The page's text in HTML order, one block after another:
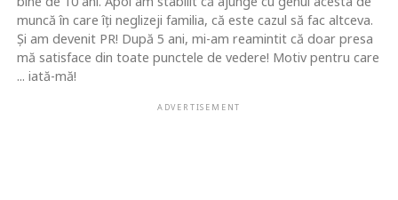
muncă în care îţi neglizeji familia, că este cazul să fac altceva.
Şi am devenit PR! După 5 ani, mi-am reamintit că doar presa
mă satisface din toate punctele de vedere! Motiv pentru care
... iată-mă!
ADVERTISEMENT